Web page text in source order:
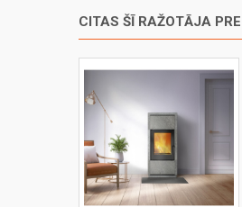
CITAS ŠĪ RAŽOTĀJA